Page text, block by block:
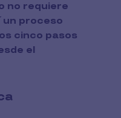
no requiere
un proceso
cinco pasos
el